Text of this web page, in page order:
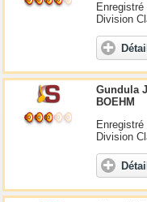
Division
Gundula
BOEHM
Division